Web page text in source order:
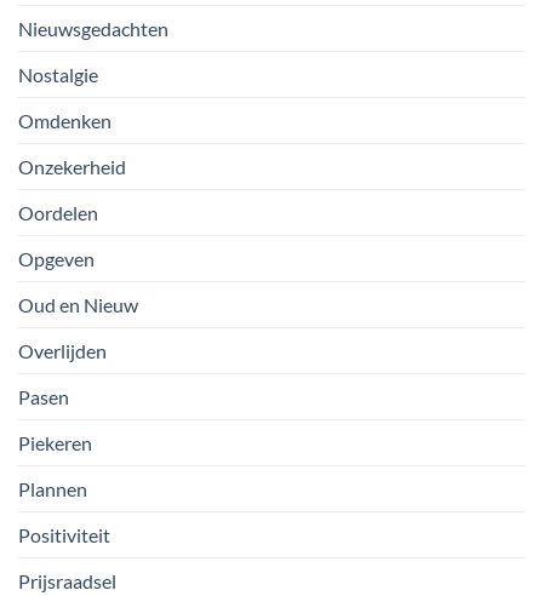
Nieuwsgedachten
Nostalgie
Omdenken
Onzekerheid
Oordelen
Opgeven
Oud en Nieuw
Overlijden
Pasen
Piekeren
Plannen
Positiviteit
Prijsraadsel